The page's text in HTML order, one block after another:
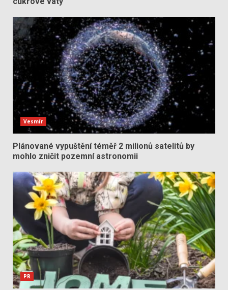
Vesmír
Plánované vypuštění téměř 2 milionů satelitů by
mohlo zničit pozemní astronomii
PR